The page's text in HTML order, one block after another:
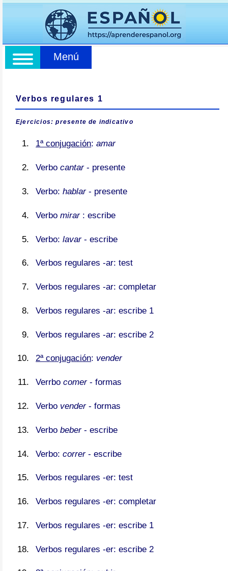
Menú
Verbos regulares 1
Ejercicios: presente de indicativo
1ª conjugación:amar
Verbocantar- presente
Verbo:hablar- presente
Verbomirar: escribe
Verbo:lavar- escribe
Verbos regulares -ar: test
Verbos regulares -ar: completar
Verbos regulares -ar: escribe 1
Verbos regulares -ar: escribe 2
2ª conjugación: vender
Verrbocomer- formas
Verbo vender- formas
Verbobeber- escribe
Verbo:correr- escribe
Verbos regulares -er: test
Verbos regulares -er: completar
Verbos regulares -er: escribe 1
Verbos regulares -er: escribe 2